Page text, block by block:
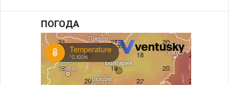
ПОГОДА